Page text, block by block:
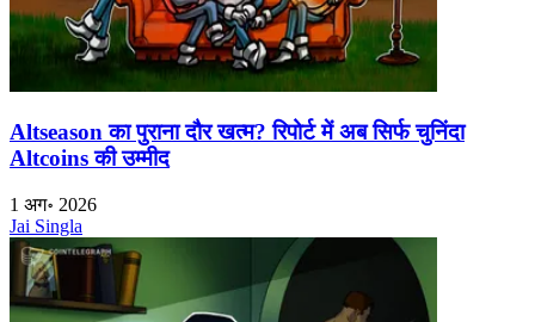
Altseason का पुराना दौर खत्म? रिपोर्ट में अब सिर्फ चुनिंदा
Altcoins की उम्मीद
1 अग॰ 2026
Jai Singla